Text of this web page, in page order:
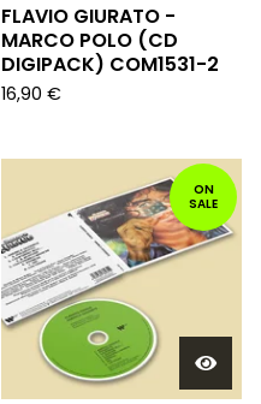
FLAVIO GIURATO -
MARCO POLO (CD
DIGIPACK) COM1531-2
16,90 €
ON
SALE